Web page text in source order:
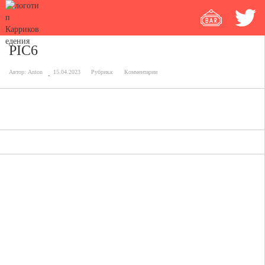
PIC6
Автор: Anton 15.04.2023 Рубрика: Комментарии